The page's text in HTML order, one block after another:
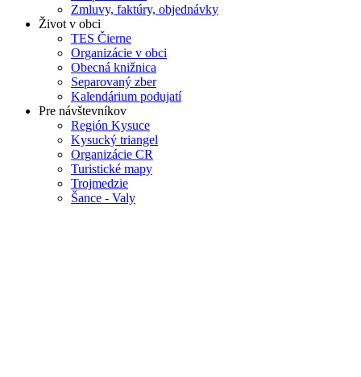
Zmluvy, faktúry, objednávky
Život v obci
TES Čierne
Organizácie v obci
Obecná knižnica
Separovaný zber
Kalendárium podujatí
Pre návštevníkov
Región Kysuce
Kysucký triangel
Organizácie CR
Turistické mapy
Trojmedzie
Šance - Valy